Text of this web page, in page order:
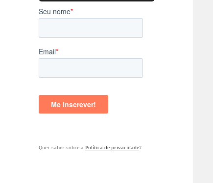
Quer saber sobre aPolítica de privacidade?